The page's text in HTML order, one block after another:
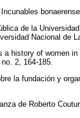
Incunables
de la
Nacional de
a history of women
2, 164-185.
la fundación y
de Roberto